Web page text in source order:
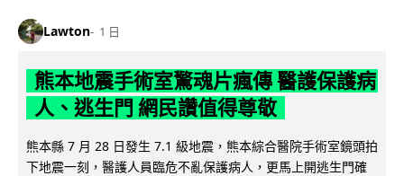
Lawton 1 日
熊本地震手術室驚魂片瘋傳 醫護保護病
人、逃生門 網民讚值得尊敬
熊本縣 7 月 28 日發生 7.1 級地震，熊本綜合醫院手術室鏡頭拍
下地震一刻，醫護人員臨危不亂保護病人，更馬上開逃生門確